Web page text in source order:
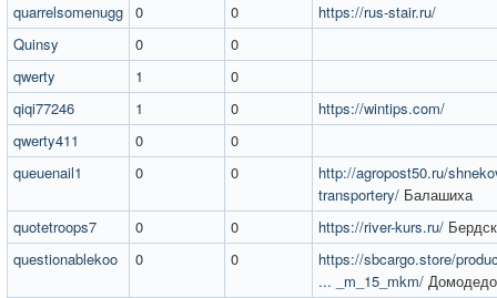
quarrelsomenugg 0 0
https://rus-stair.ru/
Quinsy
0
0
qwerty
1
0
qiqi77246
1 0
https://wintips.com/
qwerty411
0
0
queuenail1
0 0
http://agropost50.ru/
transportery/ Балашиха
quotetroops7
0 0 https://river-kurs.ru/ Бердск
questionablekoo
0 0
https://sbcargo.store/
... _m_15_mkm/